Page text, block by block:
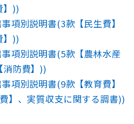
】))
項別説明書(3款【民生費】
】))
項別説明書(5款【農林水産
消防費】))
項別説明書(9款【教育費】
】、実質収支に関する調書))